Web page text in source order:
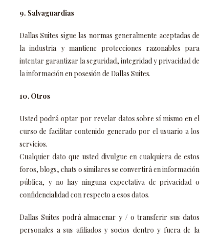
9. Salvaguardias
Dallas Suites sigue las normas generalmente aceptadas de
la industria y mantiene protecciones razonables para
intentar garantizar la seguridad, integridad y privacidad de
la información en posesión de Dallas Suites.
10. Otros
Usted podrá optar por revelar datos sobre sí mismo en el
curso de facilitar contenido generado por el usuario a los
servicios.
Cualquier dato que usted divulgue en cualquiera de estos
foros, blogs, chats o similares se convertirá en información
pública, y no hay ninguna expectativa de privacidad o
confidencialidad con respecto a esos datos.
Dallas Suites podrá almacenar y / o transferir sus datos
personales a sus afiliados y socios dentro y fuera de la